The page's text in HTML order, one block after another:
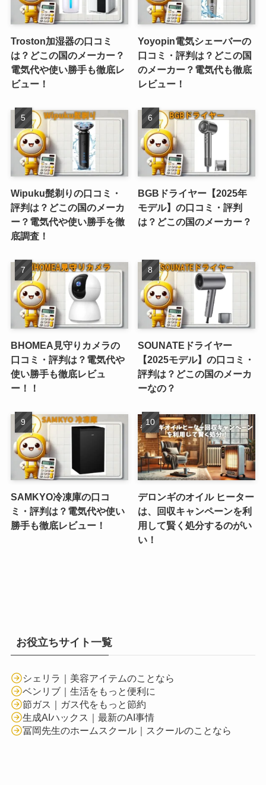
Troston加湿器の口コミ
は？どこの国のメーカー？
電気代や使い勝手も徹底レ
ビュー！
Yoyopin電気シェーバーの
口コミ・評判は？どこの国
のメーカー？電気代も徹底
レビュー！
Wipuku髭剃りの口コミ・
評判は？どこの国のメーカ
ー？電気代や使い勝手を徹
底調査！
BGBドライヤー【2025年
モデル】の口コミ・評判
は？どこの国のメーカー？
BHOMEA見守りカメラの
口コミ・評判は？電気代や
使い勝手も徹底レビュ
ー！！
SOUNATEドライヤー
【2025モデル】の口コミ・
評判は？どこの国のメーカ
ーなの？
SAMKYO冷凍庫の口コ
ミ・評判は？電気代や使い
勝手も徹底レビュー！
デロンギのオイル ヒーター
は、回収キャンペーンを利
用して賢く処分するのがい
い！
お役立ちサイト一覧
シェリラ｜美容アイテムのことなら
ベンリブ｜生活をもっと便利に
節ガス｜ガス代をもっと節約
生成AIハックス｜最新のAI事情
冨岡先生のホームスクール｜スクールのことなら